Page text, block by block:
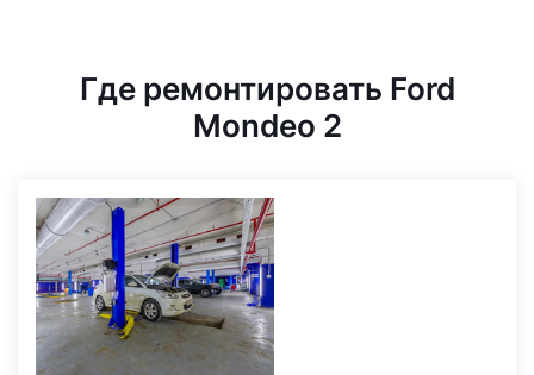
Где ремонтировать Ford
Mondeo 2